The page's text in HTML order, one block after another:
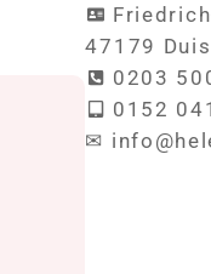
47179
0203
0152
✉